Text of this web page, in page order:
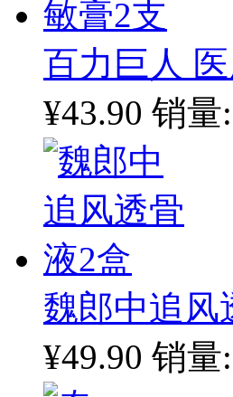
百力巨人
¥43.90 销量
魏郎中追风
¥49.90 销量